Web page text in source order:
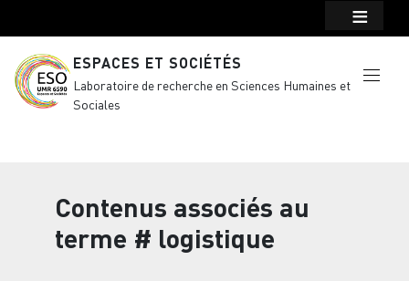
ESPACES ET SOCIÉTÉS
Laboratoire de recherche en Sciences Humaines et
Sociales
Contenus associés au
terme # logistique